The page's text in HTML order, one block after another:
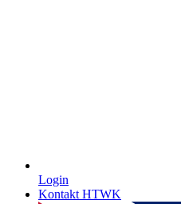
Login
Kontakt HTWK